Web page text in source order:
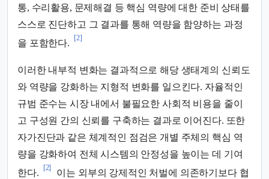
통, 수리활용, 문제해결 등 핵심 역량에 대한 준비 상태를
스스로 진단하고 그 결과를 통해 역량을 함양하는 과정
을 포함한다.
[2]
이러한 내부적 변화는 결과적으로 해당 생태계의 신뢰도
와 역량을 강화하는 지형적 변화를 일으킨다. 자율적인
규범 준수는 시장 내에서 불필요한 사회적 비용을 줄이
고 구성원 간의 신뢰를 구축하는 결과로 이어진다. 또한
자가진단과 같은 체계적인 점검은 개별 주체의 핵심 역
량을 강화하여 전체 시스템의 안정성을 높이는 데 기여
한다.
[2]
이는 외부의 강제적인 처벌에 의존하기보다 협